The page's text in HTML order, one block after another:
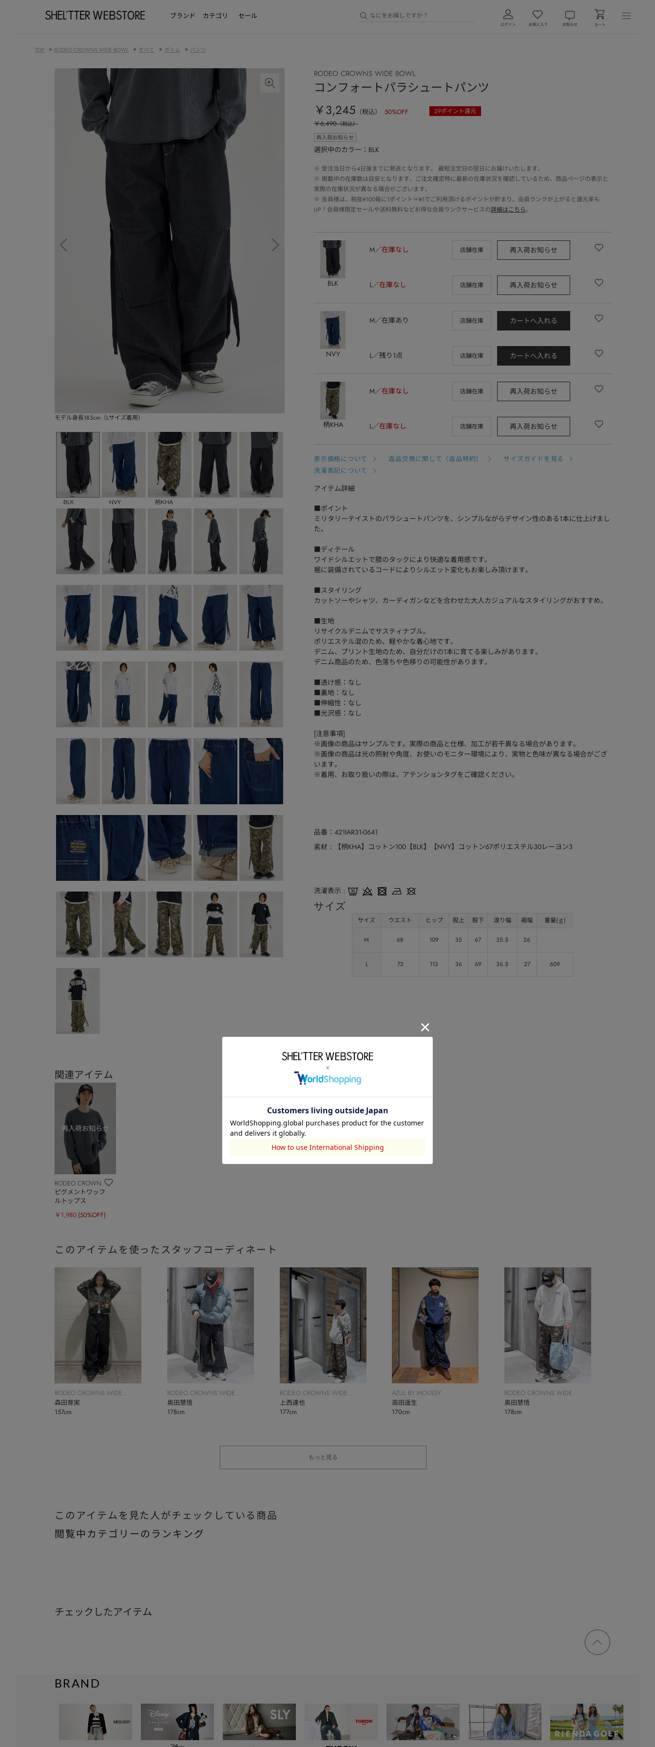
ブランド カテゴリ セール
TOP > RODEO CROWNS WIDE BOWL > すべて > ボトム > パンツ
モデル身長183cm（Lサイズ着用）
BLK NVY 柄KHA
関連アイテム
RODEO CROWNS
WIDE BOWL
ピグメントワッフ
ルトップス
￥1,980 (50%OFF)
RODEO CROWNS WIDE BOWL
コンフォートパラシュートパンツ
￥3,245 （税込） 50%OFF 29ポイント還元
￥6,490（税込）
再入荷お知らせ
選択中のカラー：BLK
※ 受注当日から4日後までに発送となります。 最短注文日の翌日にお届けいたします。
※ 掲載中の在庫数は目安となります。ご注文確定時に最新の在庫状況を確認しているため、商品ページの表示と
実際の在庫状況が異なる場合がございます。
※ 会員様は、税抜¥100毎に1ポイント＝¥1でご利用頂けるポイントが貯まり、会員ランクが上がると還元率も
UP！会員様限定セールや送料無料などお得な会員ランクサービスの詳細はこちら。
BLK
M 在庫なし 店舗在庫 再入荷お知らせ
L 在庫なし 店舗在庫 再入荷お知らせ
NVY
M 在庫あり 店舗在庫 カートへ入れる
L 残り1点 店舗在庫 カートへ入れる
柄KHA
M 在庫なし 店舗在庫 再入荷お知らせ
L 在庫なし 店舗在庫 再入荷お知らせ
表示価格について 返品交換に関して（返品特約）
サイズガイドを見る
洗濯表記について
アイテム詳細
■ポイント
ミリタリーテイストのパラシュートパンツを、シンプルながらデザイン性のある1本に仕上げまし
た。
■ディテール
ワイドシルエットで膝のタックにより快適な着用感です。
裾に装備されているコードによりシルエット変化もお楽しみ頂けます。
■スタイリング
カットソーやシャツ、カーディガンなどを合わせた大人カジュアルなスタイリングがおすすめ。
■生地
リサイクルデニムでサスティナブル。
ポリエステル混のため、軽やかな着心地です。
デニム、プリント生地のため、自分だけの1本に育てる楽しみがあります。
デニム商品のため、色落ちや色移りの可能性があります。
■透け感：なし
■裏地：なし
■伸縮性：なし
■光沢感：なし
[注意事項]
※画像の商品はサンプルです。実際の商品と仕様、加工が若干異なる場合があります。
※画像の商品は光の照射や角度、お使いのモニター環境により、実物と色味が異なる場合がござ
います。
※着用、お取り扱いの際は、アテンションタグをご確認ください。
品番 421IAR31-0641
素材 【柄KHA】コットン100【BLK】【NVY】コットン67ポリエステル30レーヨン3
洗濯表示
サイズ
サイズ ウエスト ヒップ 股上 股下 渡り幅 裾幅 重量(ｇ)
M 68 109 35 67 35.5 26
L 72 113 36 69 36.5 27 609
このアイテムを使ったスタッフコーディネート
RODEO CROWNS WIDE
BOWL
森田育実
157cm
RODEO CROWNS WIDE
BOWL
奥田慧悟
178cm
RODEO CROWNS WIDE
BOWL
上西達也
177cm
AZUL BY MOUSSY
高田遥生
170cm
RODEO CROWNS WIDE
BOWL
奥田慧悟
178cm
もっと見る
このアイテムを見た人がチェックしている商品
閲覧中カテゴリーのランキング
チェックしたアイテム
ページ
トップ
BRAND